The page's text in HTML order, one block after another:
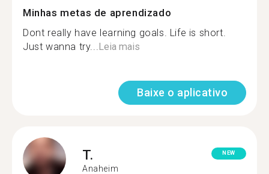
Minhas metas de aprendizado
Dont really have learning goals. Life is short.
Just wanna try...Leia mais
Baixe o aplicativo
T.
Anaheim
NEW